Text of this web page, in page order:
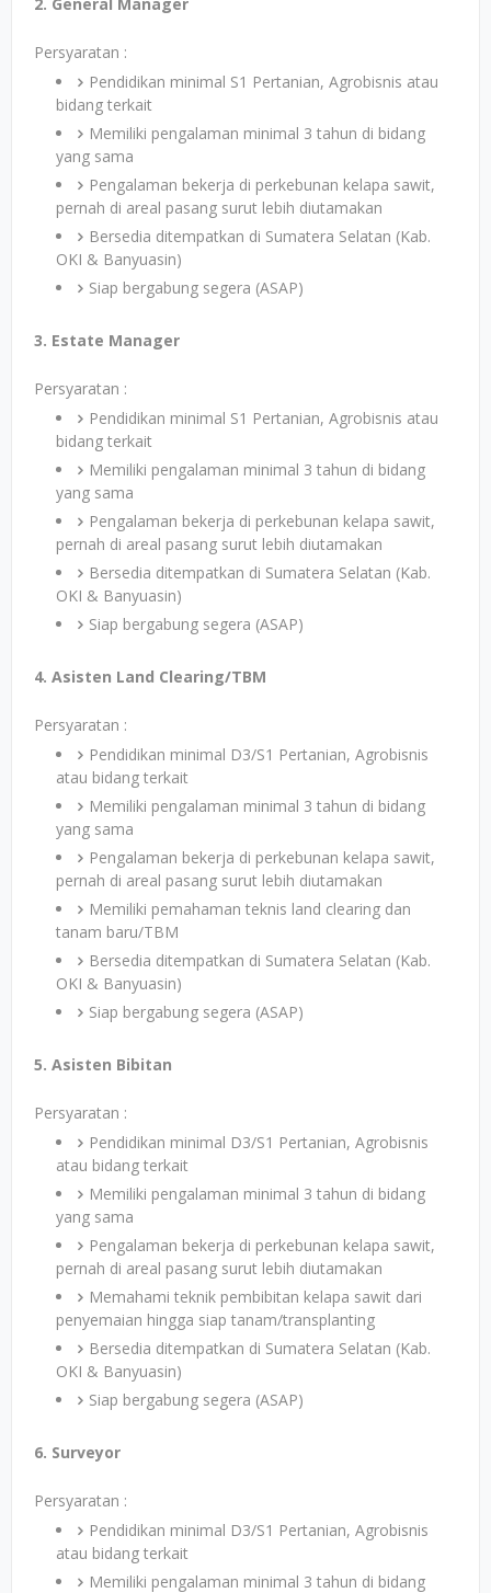
Persyaratan :
Pendidikan minimal S1 Pertanian, Agrobisnis atau
bidang terkait
Memiliki pengalaman minimal 3 tahun di bidang
yang sama
Pengalaman bekerja di perkebunan kelapa sawit,
pernah di areal pasang surut lebih diutamakan
Bersedia ditempatkan di Sumatera Selatan (Kab.
OKI & Banyuasin)
Siap bergabung segera (ASAP)
3. Estate Manager
Persyaratan :
Pendidikan minimal S1 Pertanian, Agrobisnis atau
bidang terkait
Memiliki pengalaman minimal 3 tahun di bidang
yang sama
Pengalaman bekerja di perkebunan kelapa sawit,
pernah di areal pasang surut lebih diutamakan
Bersedia ditempatkan di Sumatera Selatan (Kab.
OKI & Banyuasin)
Siap bergabung segera (ASAP)
4. Asisten Land Clearing/TBM
Persyaratan :
Pendidikan minimal D3/S1 Pertanian, Agrobisnis
atau bidang terkait
Memiliki pengalaman minimal 3 tahun di bidang
yang sama
Pengalaman bekerja di perkebunan kelapa sawit,
pernah di areal pasang surut lebih diutamakan
Memiliki pemahaman teknis land clearing dan
tanam baru/TBM
Bersedia ditempatkan di Sumatera Selatan (Kab.
OKI & Banyuasin)
Siap bergabung segera (ASAP)
5. Asisten Bibitan
Persyaratan :
Pendidikan minimal D3/S1 Pertanian, Agrobisnis
atau bidang terkait
Memiliki pengalaman minimal 3 tahun di bidang
yang sama
Pengalaman bekerja di perkebunan kelapa sawit,
pernah di areal pasang surut lebih diutamakan
Memahami teknik pembibitan kelapa sawit dari
penyemaian hingga siap tanam/transplanting
Bersedia ditempatkan di Sumatera Selatan (Kab.
OKI & Banyuasin)
Siap bergabung segera (ASAP)
6. Surveyor
Persyaratan :
Pendidikan minimal D3/S1 Pertanian, Agrobisnis
atau bidang terkait
Memiliki pengalaman minimal 3 tahun di bidang